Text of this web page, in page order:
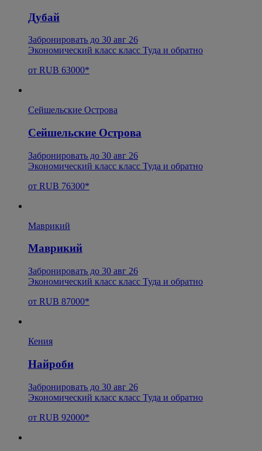
Дубай
Забронировать до 30 авг 26
Экономический класс класс Туда и обратно
от RUB 63000*
Сейшельские Острова
Сейшельские Острова
Забронировать до 30 авг 26
Экономический класс класс Туда и обратно
от RUB 76300*
Маврикий
Маврикий
Забронировать до 30 авг 26
Экономический класс класс Туда и обратно
от RUB 87000*
Кения
Найроби
Забронировать до 30 авг 26
Экономический класс класс Туда и обратно
от RUB 92000*